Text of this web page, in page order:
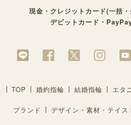
現金・クレジットカード(一括
デビットカード・
TOP 婚約指輪 結婚指輪 エタ
ブランド デザイン・素材・テイス